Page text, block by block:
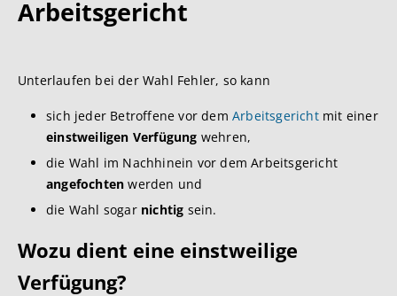
Arbeitsgericht
Unterlaufen bei der Wahl Fehler, so kann
sich jeder Betroffene vor dem Arbeitsgericht mit einer
einstweiligen Verfügung wehren,
die Wahl im Nachhinein vor dem Arbeitsgericht
angefochtenwerden und
die Wahl sogar nichtig sein.
Wozu dient eine einstweilige
Verfügung?